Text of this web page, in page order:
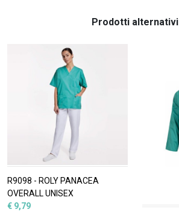
Prodotti alternativi
R9098 - ROLY PANACEA
OVERALL UNISEX
€ 9,79